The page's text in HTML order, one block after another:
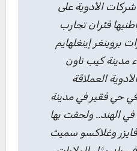
الأدوية على
فئران تجارب
بروينغر إينغلهايم
مدينة كيب تاون
العملاقة
حي فقير في مدينة
الهند.. ولحقت بها
وغلاكسو سميث